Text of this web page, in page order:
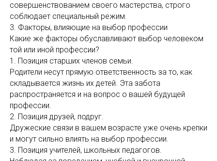
совершенствованием своего мастерства, строго
соблюдает специальный режим.
3. Факторы, влияющие на выбор профессии
Какие же факторы обуславливают выбор человеком
той или иной профессии?
1. Позиция старших членов семьи.
Родители несут прямую ответственность за то, как
складывается жизнь их детей. Эта забота
распространяется и на вопрос о вашей будущей
профессии.
2. Позиция друзей, подруг.
Дружеские связи в вашем возрасте уже очень крепки
и могут сильно влиять на выбор профессии.
3. Позиция учителей, школьных педагогов.